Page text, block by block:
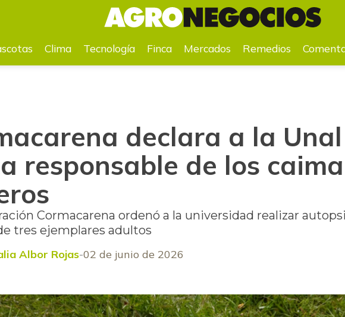
Unal como única responsable de los caimanes llaneros
Clima Tecnología Finca Mercados Remedios
declara a la
responsable de los
Cormacarena ordenó a la universidad realizar
tres ejemplares adultos
Albor Rojas 02 de junio de 2026